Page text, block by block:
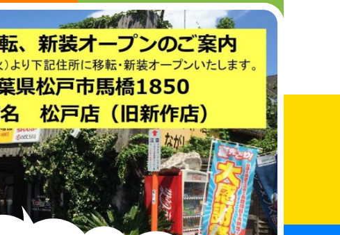
お知らせ 店舗検索 お買得情報 お問い合わせ
る皆さんへ まちの電器屋さんになりたい人へ